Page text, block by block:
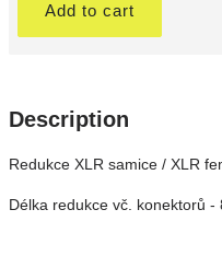
Add to cart
Description
Redukce XLR samice / XLR
Délka redukce vč. konektorů -